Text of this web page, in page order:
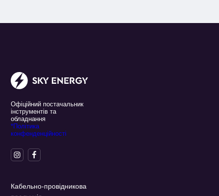
Офіційний постачальник
інструментів та
обладнання
*Політика
конфенденційності
Кабельно-провідникова